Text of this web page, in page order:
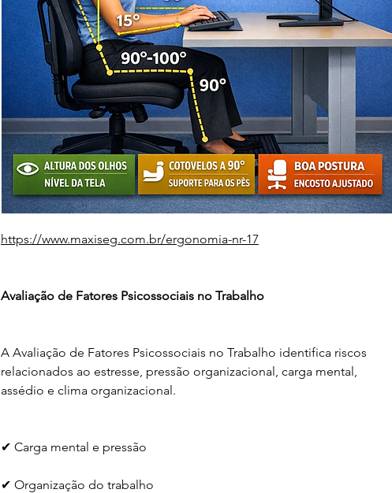
https://www.maxiseg.com.br/ergonomia-nr-17
Avaliação de Fatores Psicossociais no Trabalho
A Avaliação de Fatores Psicossociais no Trabalho identifica riscos
relacionados ao estresse, pressão organizacional, carga mental,
assédio e clima organizacional.
✔ Carga mental e pressão
✔ Organização do trabalho